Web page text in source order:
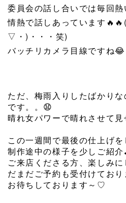
委員会の話し合いでは毎回
情熱で話しあっています 🔥 🔥
▽・)・・・笑)
バッチリカメラ目線ですね😂
ただ、梅雨入りしたばかり
です。。 😧
晴れ女パワーで晴れさせて
この一週間で最後の仕上げ
制作途中の様子を少しご紹
ご来店くださる方、楽しみ
だまだご予約も受付けており
お待ちしております～♡